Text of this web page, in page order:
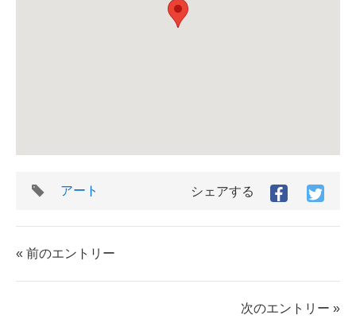
タ
アート シェアする
Facebook
シ
す
シ
す
« 前のエントリー
次のエントリー »